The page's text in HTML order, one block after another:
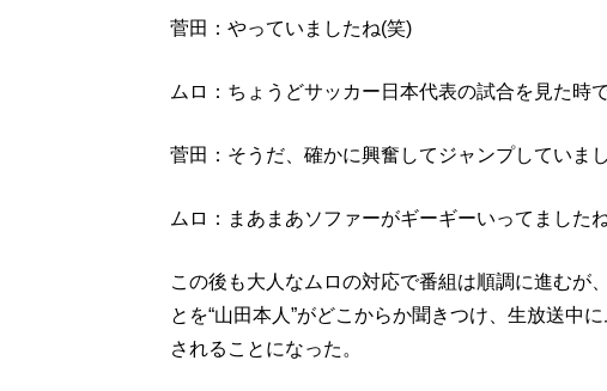
菅田：やっていましたね(笑)
ムロ：ちょうどサッカー日本代表の試合を見た時
菅田：そうだ、確かに興奮してジャンプしていま
ムロ：まあまあソファーがギーギーいってました
この後も大人なムロの対応で番組は順調に進むが
とを“山田本人”がどこからか聞きつけ、生放送中
されることになった。